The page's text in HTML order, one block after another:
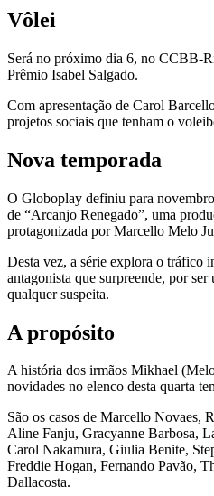
Vôlei
Será no próximo dia 6, no CCBB-
Prêmio Isabel Salgado.
Com apresentação de Carol
projetos sociais que tenham o
Nova temporada
O Globoplay definiu para
de “Arcanjo Renegado”, uma
protagonizada por Marcello Melo
Desta vez, a série explora o tráfico
antagonista que surpreende, por
qualquer suspeita.
A propósito
A história dos irmãos Mikhael
novidades no elenco desta quarta
São os casos de Marcello Novaes,
Aline Fanju, Gracyanne Barbosa,
Carol Nakamura, Giulia Benite,
Freddie Hogan, Fernando Pavão,
Dallacosta.